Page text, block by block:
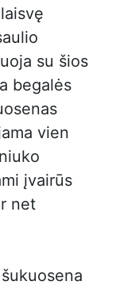
su šios
begalės
vien
įvairūs
net